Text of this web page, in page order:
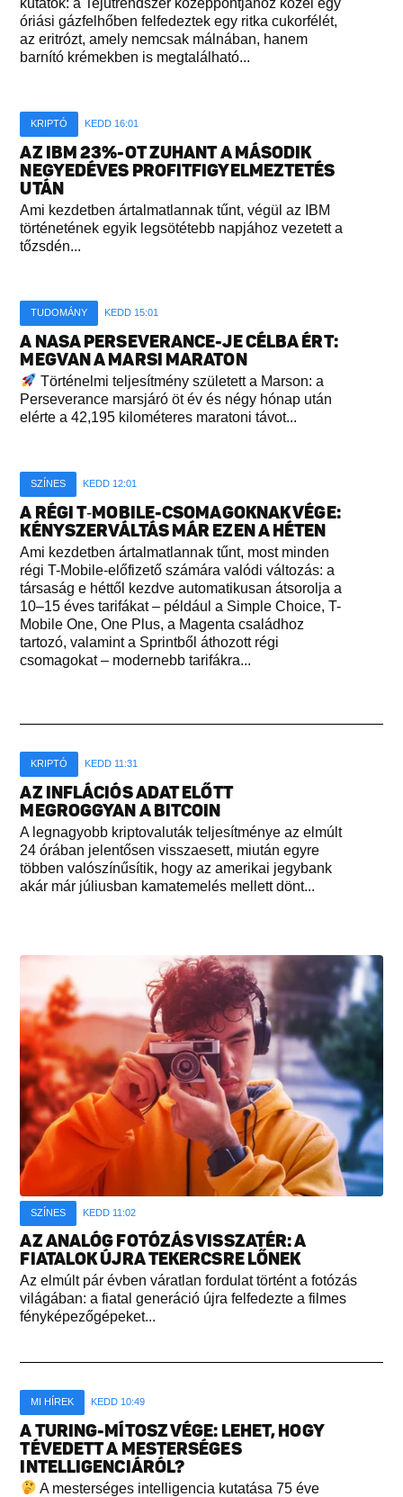
óriási gázfelhőben felfedeztek egy ritka cukorfélét,
az eritrózt, amely nemcsak málnában, hanem
barnító krémekben is megtalálható...
KRIPTÓ KEDD 16:01
AZ IBM 23%-OT ZUHANT A MÁSODIK
NEGYEDÉVES PROFITFIGYELMEZTETÉS
UTÁN
Ami kezdetben ártalmatlannak tűnt, végül az IBM
történetének egyik legsötétebb napjához vezetett a
tőzsdén...
TUDOMÁNY KEDD 15:01
A NASA PERSEVERANCE-JE CÉLBA ÉRT:
MEGVAN A MARSI MARATON
Történelmi teljesítmény született a Marson: a
Perseverance marsjáró öt év és négy hónap után
elérte a 42,195 kilométeres maratoni távot...
SZÍNES KEDD 12:01
A RÉGI T‑MOBILE-CSOMAGOKNAK VÉGE:
KÉNYSZERVÁLTÁS MÁR EZEN A HÉTEN
Ami kezdetben ártalmatlannak tűnt, most minden
régi T-Mobile-előfizető számára valódi változás: a
társaság e héttől kezdve automatikusan átsorolja a
10–15 éves tarifákat – például a Simple Choice, T-
Mobile One, One Plus, a Magenta családhoz
tartozó, valamint a Sprintből áthozott régi
csomagokat – modernebb tarifákra...
KRIPTÓ KEDD 11:31
AZ INFLÁCIÓS ADAT ELŐTT
MEGROGGYAN A BITCOIN
A legnagyobb kriptovaluták teljesítménye az elmúlt
24 órában jelentősen visszaesett, miután egyre
többen valószínűsítik, hogy az amerikai jegybank
akár már júliusban kamatemelés mellett dönt...
SZÍNES KEDD 11:02
AZ ANALÓG FOTÓZÁS VISSZATÉR: A
FIATALOK ÚJRA TEKERCSRE LŐNEK
Az elmúlt pár évben váratlan fordulat történt a fotózás
világában: a fiatal generáció újra felfedezte a filmes
fényképezőgépeket...
MI HÍREK KEDD 10:49
A TURING-MÍTOSZ VÉGE: LEHET, HOGY
TÉVEDETT A MESTERSÉGES
INTELLIGENCIÁRÓL?
A mesterséges intelligencia kutatása 75 éve